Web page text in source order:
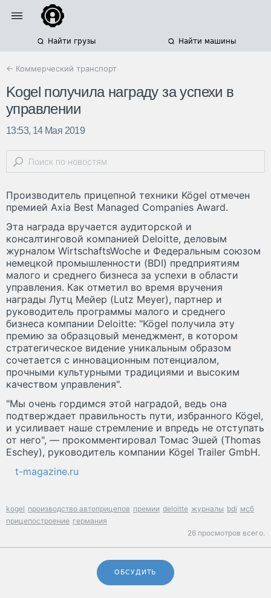
Найти грузы Найти машины
← Коммерческий транспорт
Kogel получила награду за успехи в
управлении
13:53, 14 Мая 2019
Производитель прицепной техники Kögel отмечен
премией Axia Best Managed Companies Award.
Эта награда вручается аудиторской и
консалтинговой компанией Deloitte, деловым
журналом WirtschaftsWoche и Федеральным союзом
немецкой промышленности (BDI) предприятиям
малого и среднего бизнеса за успехи в области
управления. Как отметил во время вручения
награды Лутц Мейер (Lutz Meyer), партнер и
руководитель программы малого и среднего
бизнеса компании Deloitte: "Kögel получила эту
премию за образцовый менеджмент, в котором
стратегическое видение уникальным образом
сочетается с инновационным потенциалом,
прочными культурными традициями и высоким
качеством управления".
"Мы очень гордимся этой наградой, ведь она
подтверждает правильность пути, избранного Kögel,
и усиливает наше стремление и впредь не отступать
от него", — прокомментировал Томас Эшей (Thomas
Eschey), руководитель компании Kögel Trailer GmbH.
t-magazine.ru
kogel производство автоприцепов премии deloitte журналы bdi мсб
прицепостроение германия
26 просмотров всего.
ОБСУДИТЬ